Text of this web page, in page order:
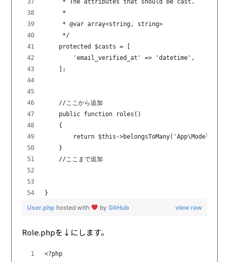
     *
     * @var array<string, string>
     */
    protected $casts = [
        'email_verified_at' => 'datetime',
    ];
    //ここから追加
    public function roles()
    {
return $this-
    }
    //ここまで追加
}
view raw
User.php hosted with byGitHub
Role.phpを↓にします。
<?php